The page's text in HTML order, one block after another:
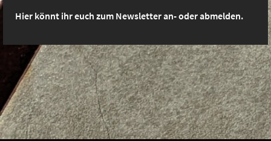
Hier könnt ihr euch zum Newsletter an- oder abmelden.